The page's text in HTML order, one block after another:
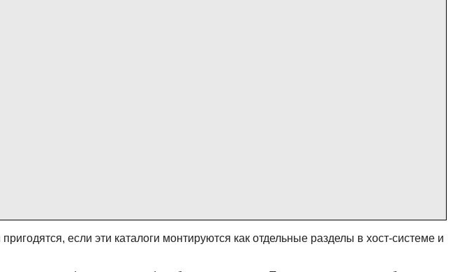
если эти каталоги монтируются как отдельные разделы в хост-системе и